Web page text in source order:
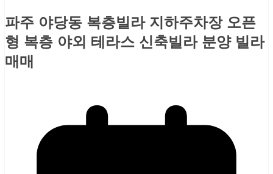
파주 야당동 복층빌라 지하주차장 오픈
형 복층 야외 테라스 신축빌라 분양 빌라
매매